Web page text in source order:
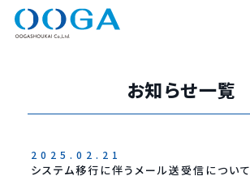
お知らせ一覧
2025.02.21
システム移行に伴うメール送受信について